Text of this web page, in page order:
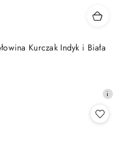
Kurczak Indyk i Biała